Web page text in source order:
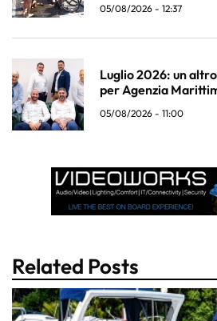
05/08/2026 - 12:37
Luglio 2026: un
per Agenzia
05/08/2026 - 11:00
Related Posts